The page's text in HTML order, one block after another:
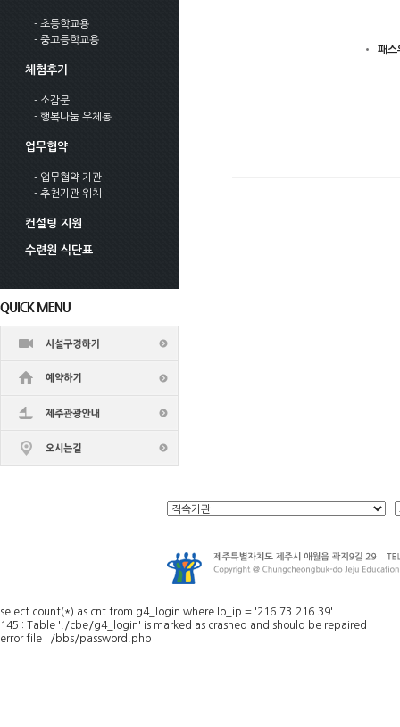
- 초등학교용
- 중고등학교용
체험후기
- 소감문
- 행복나눔 우체통
업무협약
- 업무협약 기관
- 추천기관 위치
컨설팅 지원
수련원 식단표
패스
select count(*) as cnt from g4_login where lo_ip = '216.73.216.39'
145 : Table './cbe/g4_login' is marked as crashed and should be repaired
error file : /bbs/password.php